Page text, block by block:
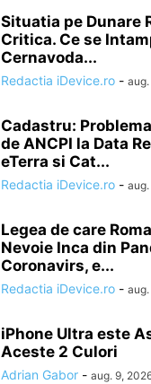
Situatia pe Dunare
Critica. Ce se
Cernavoda...
Redactia iDevice.ro -
Cadastru:
de ANCPI la Data
eTerra si Cat...
Redactia iDevice.ro -
Legea de care
Nevoie Inca din
Coronavirs, e...
Redactia iDevice.ro -
iPhone Ultra este
Aceste 2 Culori
Adrian Gabor - aug. 9,